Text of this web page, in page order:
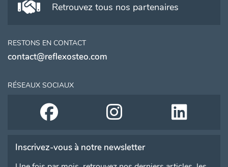
Retrouvez tous nos partenaires
RESTONS EN CONTACT
contact@reflexosteo.com
RÉSEAUX SOCIAUX
Inscrivez-vous à notre newsletter